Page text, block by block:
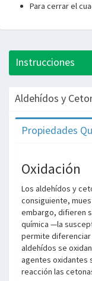
Para cerrar el
Instrucciones
Aldehídos y
Propiedades
Oxidación
Los aldehídos y
consiguiente,
embargo, difieren
química —la
permite diferenciar
aldehídos se
agentes oxidantes
reacción las